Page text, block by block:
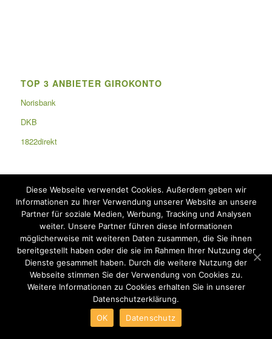
TOP 3 ANBIETER GIROKONTO
Norisbank
DKB
1822direkt
TOP 3 ANBIETER KREDITKARTE
Barclaycard Visa
DKB Visa Card
Hanseatic Bank GenialCard
Diese Webseite verwendet Cookies. Außerdem geben wir
Informationen zu Ihrer Verwendung unserer Website an unsere
Partner für soziale Medien, Werbung, Tracking und Analysen
weiter. Unsere Partner führen diese Informationen
möglicherweise mit weiteren Daten zusammen, die Sie ihnen
bereitgestellt haben oder die sie im Rahmen Ihrer Nutzung der
Dienste gesammelt haben. Durch die weitere Nutzung der
Webseite stimmen Sie der Verwendung von Cookies zu.
Weitere Informationen zu Cookies erhalten Sie in unserer
Datenschutzerklärung.
OK
Datenschutz